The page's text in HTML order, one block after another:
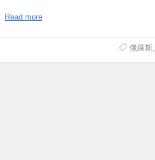
Read more
俄羅斯,